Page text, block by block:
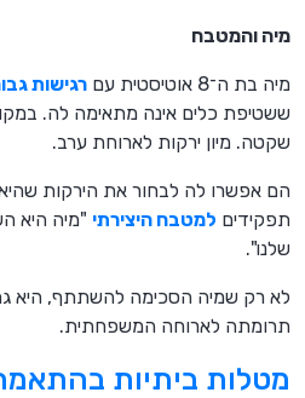
מיה והמטבח
מיה בת ה־8 אוטיסטית עם רגישות
ששטיפת כלים אינה מתאימה לה.
שקטה. מיון ירקות לארוחת ערב.
הם אפשרו לה לבחור את הירקות
תפקידים למטבח היצירתי "מיה היא
שלנו".
לא רק שמיה הסכימה להשתתף, היא
תרומתה לארוחה המשפחתית.
מטלות ביתיות